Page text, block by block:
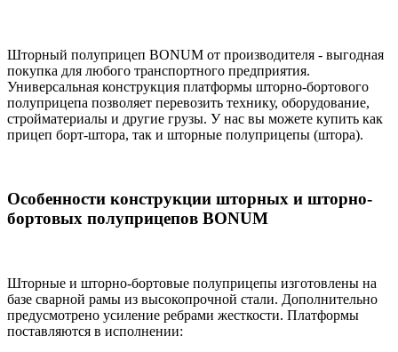
Шторный полуприцеп BONUM от производителя - выгодная
покупка для любого транспортного предприятия.
Универсальная конструкция платформы шторно-бортового
полуприцепа позволяет перевозить технику, оборудование,
стройматериалы и другие грузы. У нас вы можете купить как
прицеп борт-штора, так и шторные полуприцепы (штора).
Особенности конструкции шторных и шторно-
бортовых полуприцепов BONUM
Шторные и шторно-бортовые полуприцепы изготовлены на
базе сварной рамы из высокопрочной стали. Дополнительно
предусмотрено усиление ребрами жесткости. Платформы
поставляются в исполнении: